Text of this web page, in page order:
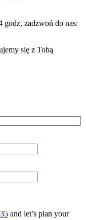
godz, zadzwoń do nas:
się z Tobą
and let’s plan your